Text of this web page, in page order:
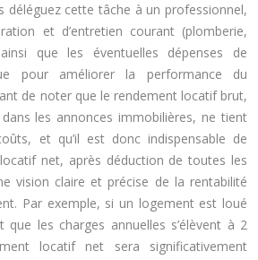
déléguez cette tâche à un professionnel,
et d’entretien courant (plomberie,
que les éventuelles dépenses de
pour améliorer la performance du
de noter que le rendement locatif brut,
les annonces immobilières, ne tient
et qu’il est donc indispensable de
net, après déduction de toutes les
vision claire et précise de la rentabilité
Par exemple, si un logement est loué
les charges annuelles s’élèvent à 2
locatif net sera significativement